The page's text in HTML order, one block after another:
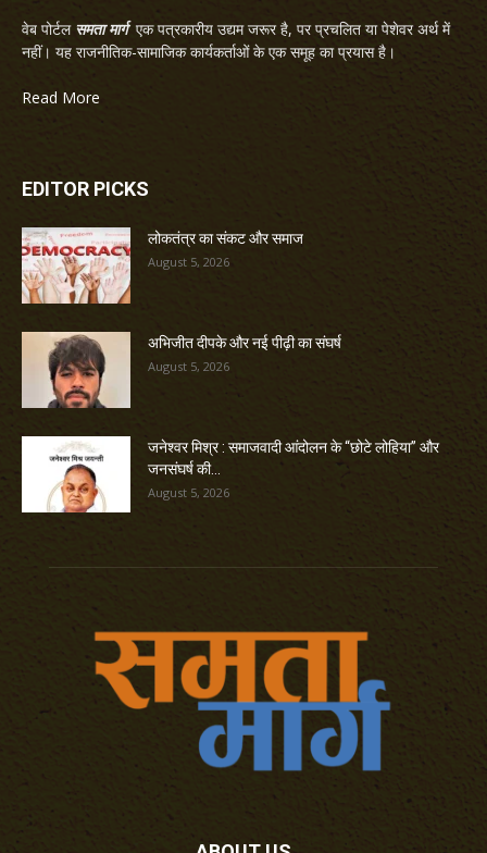
वेब पोर्टल समता मार्गएक पत्रकारीय उद्यम जरूर है, पर प्रचलित या पेशेवर अर्थ में
नहीं। यह राजनीतिक-सामाजिक कार्यकर्ताओं के एक समूह का प्रयास है।
Read More
EDITOR PICKS
लोकतंत्र का संकट और समाज
August 5, 2026
अभिजीत दीपके और नई पीढ़ी का संघर्ष
August 5, 2026
जनेश्वर मिश्र : समाजवादी आंदोलन के “छोटे लोहिया” और
जनसंघर्ष की...
August 5, 2026